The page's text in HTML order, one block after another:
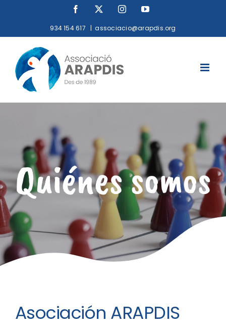
Facebook InstagramYouTube
934 154 617 | associacio@arapdis.org
Quiénes somos
Asociación ARAPDIS